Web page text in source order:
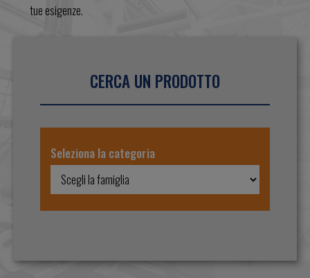
tue esigenze.
CERCA UN PRODOTTO
Seleziona la categoria